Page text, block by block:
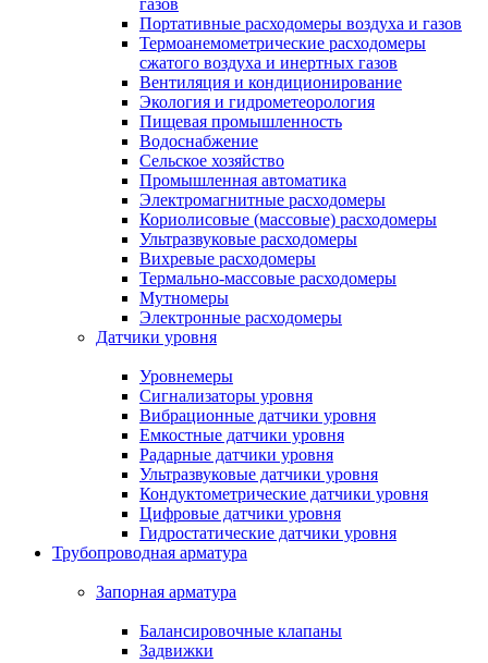
газов
Портативные расходомеры воздуха и газов
Термоанемометрические расходомеры
сжатого воздуха и инертных газов
Вентиляция и кондиционирование
Экология и гидрометеорология
Пищевая промышленность
Водоснабжение
Сельское хозяйство
Промышленная автоматика
Электромагнитные расходомеры
Кориолисовые (массовые) расходомеры
Ультразвуковые расходомеры
Вихревые расходомеры
Термально-массовые расходомеры
Мутномеры
Электронные расходомеры
Датчики уровня
Уровнемеры
Сигнализаторы уровня
Вибрационные датчики уровня
Емкостные датчики уровня
Радарные датчики уровня
Ультразвуковые датчики уровня
Кондуктометрические датчики уровня
Цифровые датчики уровня
Гидростатические датчики уровня
Трубопроводная арматура
Запорная арматура
Балансировочные клапаны
Задвижки